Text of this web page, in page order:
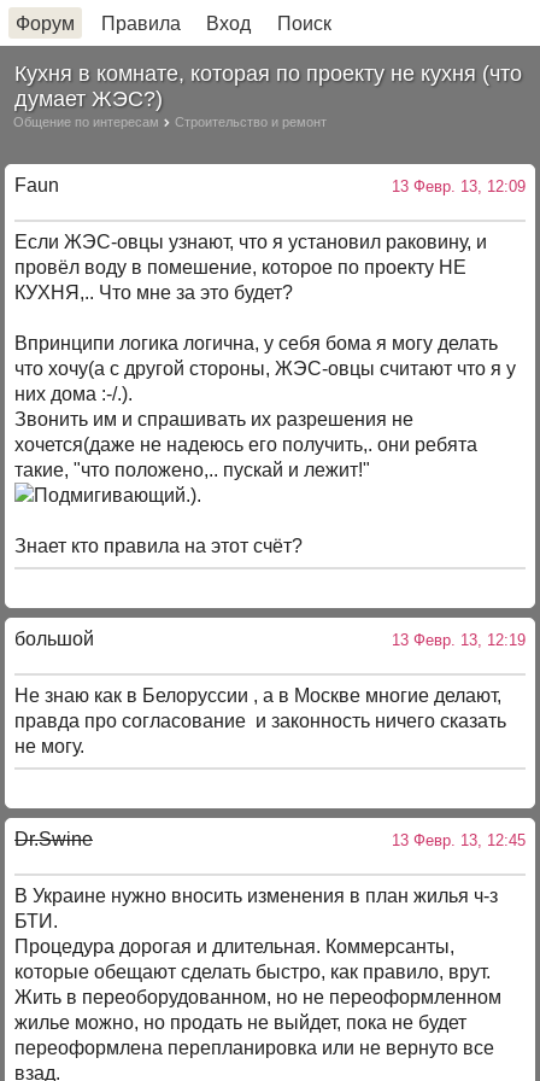
Форум Правила Вход Поиск
Кухня в комнате, которая по проекту не кухня (что
думает ЖЭС?)
Общение по интересам Строительство и ремонт
Faun 13 Февр. 13, 12:09
Если ЖЭС-овцы узнают, что я установил раковину, и
провёл воду в помешение, которое по проекту НЕ
КУХНЯ,.. Что мне за это будет?
Впринципи логика логична, у себя бома я могу делать
что хочу(а с другой стороны, ЖЭС-овцы считают что я у
них дома :-/.).
Звонить им и спрашивать их разрешения не
хочется(даже не надеюсь его получить,. они ребята
такие, "что положено,.. пускай и лежит!"
.).
Знает кто правила на этот счёт?
большой 13 Февр. 13, 12:19
Не знаю как в Белоруссии , а в Москве многие делают,
правда про согласование и законность ничего сказать
не могу.
Dr.Swine 13 Февр. 13, 12:45
В Украине нужно вносить изменения в план жилья ч-з
БТИ.
Процедура дорогая и длительная. Коммерсанты,
которые обещают сделать быстро, как правило, врут.
Жить в переоборудованном, но не переоформленном
жилье можно, но продать не выйдет, пока не будет
переоформлена перепланировка или не вернуто все
взад.